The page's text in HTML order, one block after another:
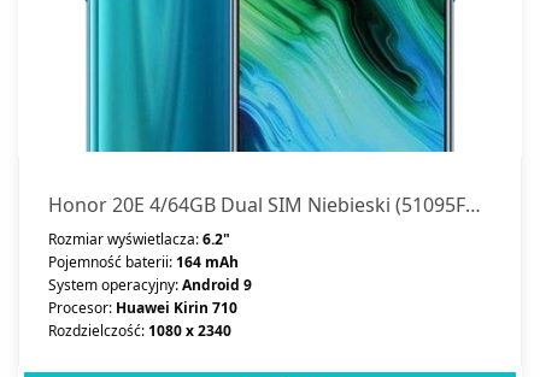
Honor 20E 4/64GB Dual SIM Niebieski (51095FQX )
Rozmiar wyświetlacza:6.2"
Pojemność baterii:164 mAh
System operacyjny:Android 9
Procesor: Huawei Kirin 710
Rozdzielczość:1080 x 2340